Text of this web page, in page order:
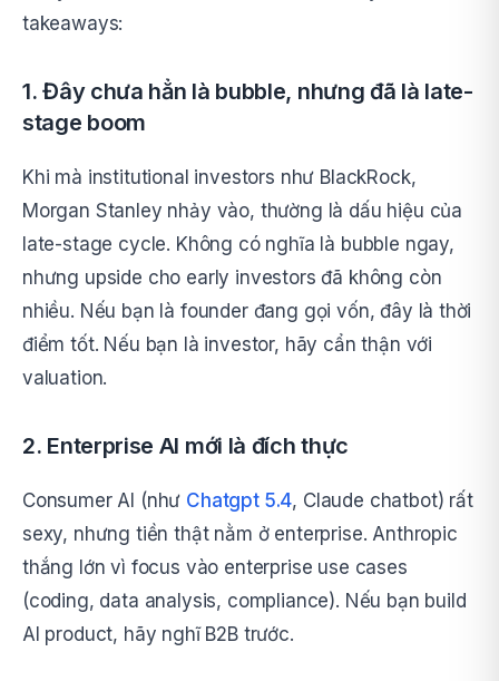
takeaways:
1. Đây chưa hẳn là bubble, nhưng đã là late-
stage boom
Khi mà institutional investors như BlackRock,
Morgan Stanley nhảy vào, thường là dấu hiệu của
late-stage cycle. Không có nghĩa là bubble ngay,
nhưng upside cho early investors đã không còn
nhiều. Nếu bạn là founder đang gọi vốn, đây là thời
điểm tốt. Nếu bạn là investor, hãy cẩn thận với
valuation.
2. Enterprise AI mới là đích thực
Consumer AI (như Chatgpt 5.4, Claude chatbot) rất
sexy, nhưng tiền thật nằm ở enterprise. Anthropic
thắng lớn vì focus vào enterprise use cases
(coding, data analysis, compliance). Nếu bạn build
AI product, hãy nghĩ B2B trước.